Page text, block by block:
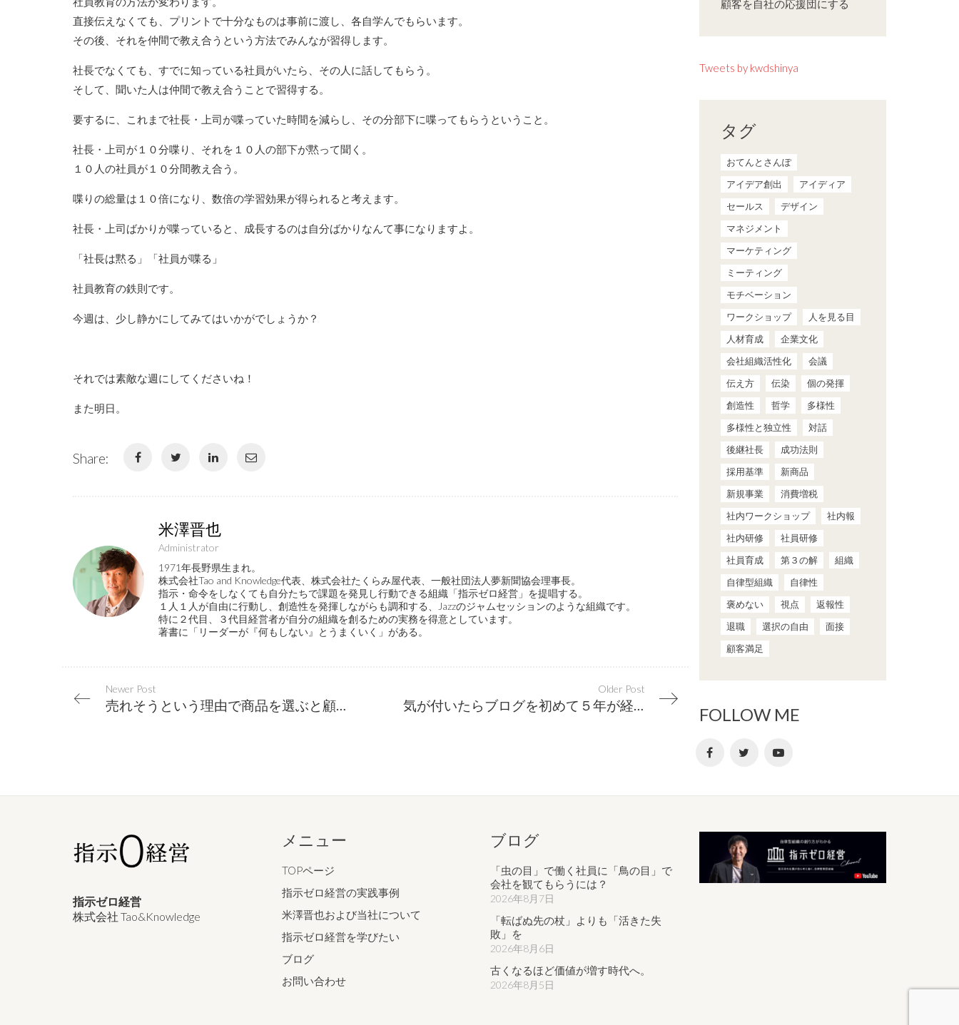
直接伝えなくても、プリントで十分なものは事前に渡し、各自学んでもらいます。
その後、それを仲間で教え合うという方法でみんなが習得します。
社長でなくても、すでに知っている社員がいたら、その人に話してもらう。
そして、聞いた人は仲間で教え合うことで習得する。
要するに、これまで社長・上司が喋っていた時間を減らし、その分部下に喋ってもらうということ。
社長・上司が１０分喋り、それを１０人の部下が黙って聞く。
１０人の社員が１０分間教え合う。
喋りの総量は１０倍になり、数倍の学習効果が得られると考えます。
社長・上司ばかりが喋っていると、成長するのは自分ばかりなんて事になりますよ。
「社長は黙る」「社員が喋る」
社員教育の鉄則です。
今週は、少し静かにしてみてはいかがでしょうか？
それでは素敵な週にしてくださいね！
また明日。
Share:
米澤晋也
Administrator
1971年長野県生まれ。
株式会社Tao and Knowledge代表、株式会社たくらみ屋代表、一般社団法人夢新聞協会理事長。
指示・命令をしなくても自分たちで課題を発見し行動できる組織「指示ゼロ経営」を提唱する。
１人１人が自由に行動し、創造性を発揮しながらも調和する、Jazzのジャムセッションのような組織です。
特に２代目、３代目経営者が自分の組織を創るための実務を得意としています。
著書に「リーダーが『何もしない』とうまくいく」がある。
Newer Post
売れそうという理由で商品を選ぶと顧客から見放される
Older Post
気が付いたらブログを初めて５年が経っていた
顧客を自社の応援団にする
Tweets by kwdshinya
タグ
おてんとさんぽ
アイデア創出
アイディア
セールス
デザイン
マネジメント
マーケティング
ミーティング
モチベーション
ワークショップ
人を見る目
人材育成
企業文化
会社組織活性化
会議
伝え方
伝染
個の発揮
創造性
哲学
多様性
多様性と独立性
対話
後継社長
成功法則
採用基準
新商品
新規事業
消費増税
社内ワークショップ
社内報
社内研修
社員研修
社員育成
第３の解
組織
自律型組織
自律性
褒めない
視点
返報性
退職
選択の自由
面接
顧客満足
FOLLOW ME
指示ゼロ経営
株式会社 Tao&Knowledge
メニュー
TOPページ
指示ゼロ経営の実践事例
米澤晋也および当社について
指示ゼロ経営を学びたい
ブログ
お問い合わせ
ブログ
「虫の目」で働く社員に「鳥の目」で
会社を観てもらうには？
2026年8月7日
「転ばぬ先の杖」よりも「活きた失
敗」を
2026年8月6日
古くなるほど価値が増す時代へ。
2026年8月5日